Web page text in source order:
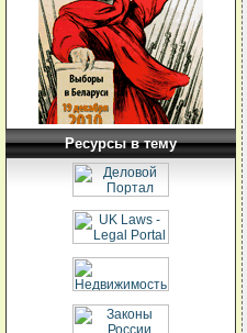
Ресурсы в тему